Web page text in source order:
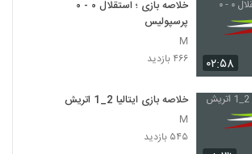
۰۲:۵۸
خلاصه بازی ؛ استقلال ۰ - ۰
پرسپولیس
M
۴۶۶ بازدید
خلاصه بازی ایتالیا 2_1 اتريش
M
۵۴۵ بازدید